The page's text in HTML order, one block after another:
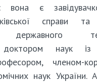
вона є
справи та
державного
доктором наук із
членом-
наук